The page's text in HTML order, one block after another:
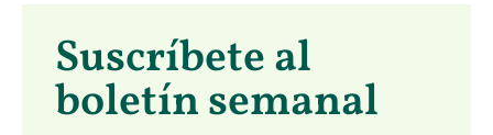
Suscríbete al
boletín semanal